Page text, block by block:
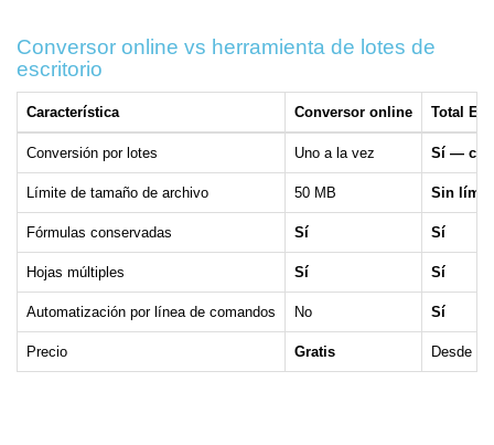
Conversor online vs herramienta de lotes de
escritorio
Característica Conversor online Total
Conversión por lotes Uno a la vez Sí —
Límite de tamaño de archivo 50 MB Sin
Fórmulas conservadas Sí Sí
Hojas múltiples Sí Sí
Automatización por línea de comandos No Sí
Precio Gratis Desde